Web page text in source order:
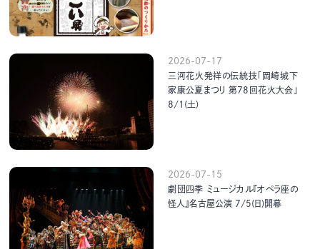
2026-07-17
三河花火発祥の伝統技「岡崎城下
家康公夏まつり 第78回花火大会」
8/1(土)
2026-07-15
劇団四季 ミュージカル『オペラ座の
怪人』名古屋公演 7/5(日)開幕